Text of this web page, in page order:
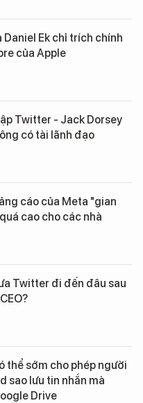
Daniel Ek chỉ trích chính
của Apple
Twitter - Jack Dorsey
có tài lãnh đạo
cáo của Meta "gian
cao cho các nhà
Twitter đi đến đâu sau
thể sớm cho phép người
sao lưu tin nhắn mà
Drive